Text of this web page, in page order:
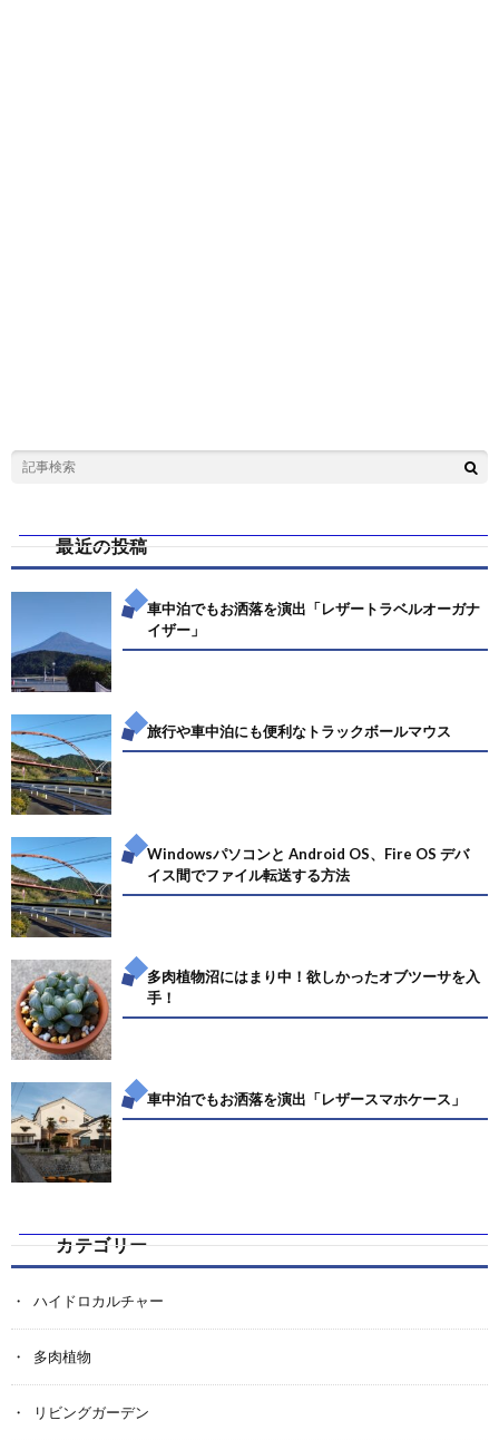
最近の投稿
車中泊でもお洒落を演出「レザートラベルオーガナ
イザー」
旅行や車中泊にも便利なトラックボールマウス
Windowsパソコンと Android OS、Fire OS デバ
イス間でファイル転送する方法
多肉植物沼にはまり中！欲しかったオブツーサを入
手！
車中泊でもお洒落を演出「レザースマホケース」
カテゴリー
ハイドロカルチャー
多肉植物
リビングガーデン